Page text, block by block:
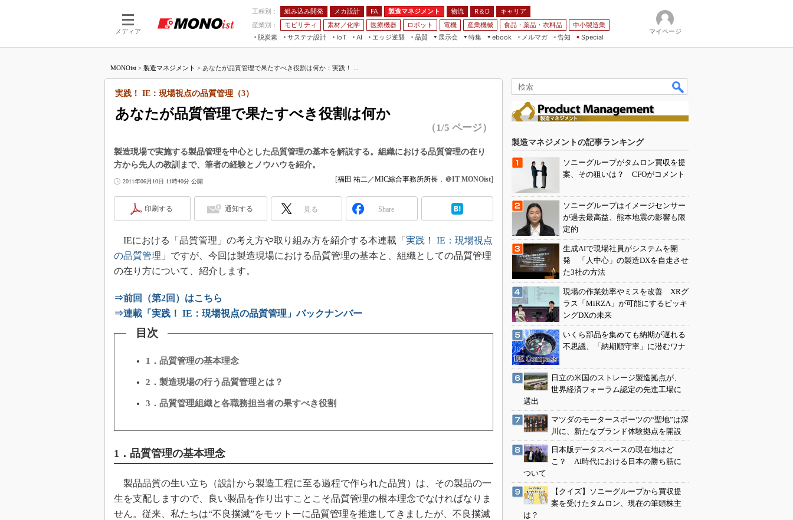
メディア
工程別： 組み込み開発 メカ設計 FA 製造マネジメント 物流 R＆D
キャリア
産業別：
モビリティ 素材／化学 医療機器 ロボット 電機 産業機械 食品・薬品・衣料品
中小製造業
脱炭素
サステナ設計
IoT
つながる工場
つながるサービス
AI
AI×設備保全
エッジ逆襲 品質
展示会
JIMTOF
IIFES
ジャパンモビリティショー
人テク展
スマート工場EXPO
EdgeTech+
日本ものづくりワールド
AUTOMOTIVE WORLD
特集
つながるクルマ
VR／AR
フィールドサービス
組み込みモデリング
Windows Embedded
車載ソフト開発
無償設計ツール
海外生産
新型コロナへの対応
ebook
モビリティ
メルマガ
告知 Special
マイページ
MONOist > 製造マネジメント > あなたが品質管理で果たすべき役割は何か：実践！ ...
あなたが品質管理で果たすべき役割は何か
実践！ IE：現場視点の品質管理（3）
（1/5 ページ）
製造現場で実施する製品管理を中心とした品質管理の基本を解説する。組織における品質管理の在り
方から先人の教訓まで、筆者の経験とノウハウを紹介。
2011年06月10日 11時40分 公開 [福田 祐二／MIC綜合事務所所長 ， ＠IT MONOist]
印刷する 通知する 見る Share
IEにおける「品質管理」の考え方や取り組み方を紹介する本連載「 実践！ IE：現場視点
の品質管理 」ですが、今回は製造現場における品質管理の基本と、組織としての品質管理
の在り方について、紹介します。
⇒前回（第2回）はこちら
⇒連載「実践！ IE：現場視点の品質管理」バックナンバー
目次
1．品質管理の基本理念
2．製造現場の行う品質管理とは？
3．品質管理組織と各職務担当者の果すべき役割
1．品質管理の基本理念
製品品質の生い立ち（設計から製造工程に至る過程で作られた品質）は、その製品の一
生を支配しますので、良い製品を作り出すことこそ品質管理の根本理念でなければなりま
せん。従来、私たちは“不良撲滅”をモットーに品質管理を推進してきましたが、不良撲滅
製造マネジメントの記事ランキング
ソニーグループがタムロン買収を提
案、その狙いは？ CFOがコメント
ソニーグループはイメージセンサー
が過去最高益、熊本地震の影響も限
定的
生成AIで現場社員がシステムを開
発 「人中心」の製造DXを自走させ
た3社の方法
現場の作業効率やミスを改善 XRグ
ラス「MiRZA」が可能にするピッキ
ングDXの未来
いくら部品を集めても納期が遅れる
不思議、「納期順守率」に潜むワナ
日立の米国のストレージ製造拠点が、
世界経済フォーラム認定の先進工場に
選出
マツダのモータースポーツの“聖地”は深
川に、新たなブランド体験拠点を開設
日本版データスペースの現在地はど
こ？ AI時代における日本の勝ち筋に
ついて
【クイズ】ソニーグループから買収提
案を受けたタムロン、現在の筆頭株主
は？